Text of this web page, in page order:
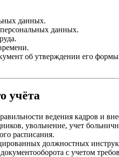
данных.
данных.
об утверждении его
учёта
ведения кадров и
увольнение, учет
расписания.
должностных
с учетом